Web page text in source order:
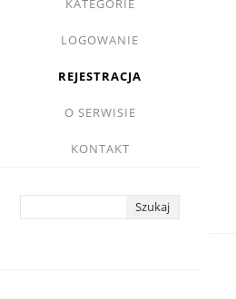
KATEGORIE
LOGOWANIE
REJESTRACJA
O SERWISIE
KONTAKT